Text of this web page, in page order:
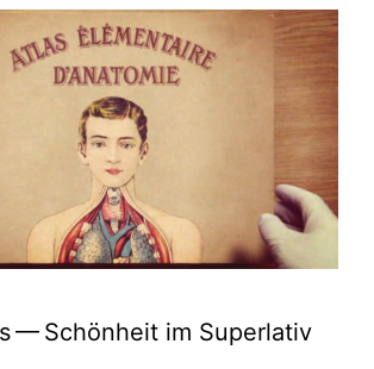
— Schönheit im Superlativ